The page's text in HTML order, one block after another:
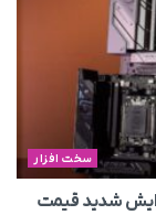
سخت افزار
شدید قیمت